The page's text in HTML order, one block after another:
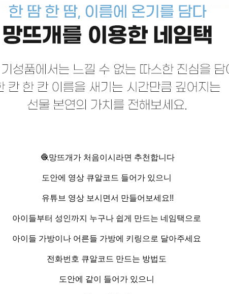
🧶망뜨개가 처음이시라면 추천합니다
도안에 영상 큐알코드 들어가 있으니
유튜브 영상 보시면서 만들어보세요!!
아이들부터 성인까지 누구나 쉽게 만드는 네임택으로
아이들 가방이나 어른들 가방에 키링으로 달아주세요
전화번호 큐알코드 만드는 방법도
도안에 같이 들어가 있으니